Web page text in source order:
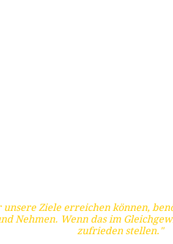
Ziele erreichen können,
Nehmen. Wenn das im
zufrieden stellen."